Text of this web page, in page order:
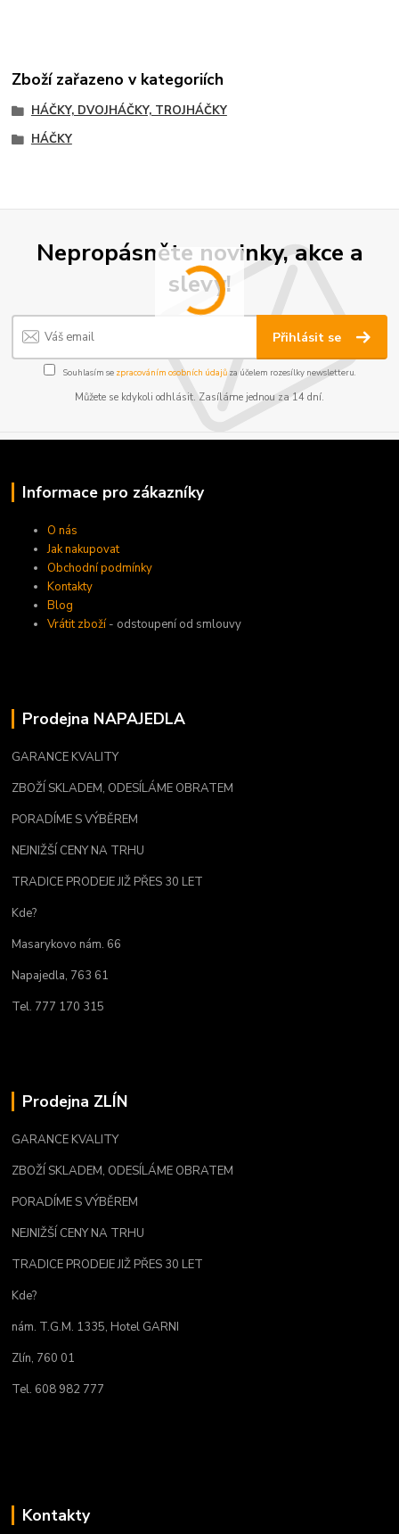
Zboží zařazeno v kategoriích
HÁČKY, DVOJHÁČKY, TROJHÁČKY
HÁČKY
Nepropásněte novinky, akce a
slevy!
Přihlásit se
Souhlasím se zpracováním osobních údajůza účelem rozesílky newsletteru.
Můžete se kdykoli odhlásit. Zasíláme jednou za 14 dní.
Informace pro zákazníky
O nás
Jak nakupovat
Obchodní podmínky
Kontakty
Blog
Vrátit zboží - odstoupení od smlouvy
Prodejna NAPAJEDLA
GARANCE KVALITY
ZBOŽÍ SKLADEM, ODESÍLÁME OBRATEM
PORADÍME S VÝBĚREM
NEJNIŽŠÍ CENY NA TRHU
TRADICE PRODEJE JIŽ PŘES 30 LET
Kde?
Masarykovo nám. 66
Napajedla, 763 61
Tel. 777 170 315
Prodejna ZLÍN
GARANCE KVALITY
ZBOŽÍ SKLADEM, ODESÍLÁME OBRATEM
PORADÍME S VÝBĚREM
NEJNIŽŠÍ CENY NA TRHU
TRADICE PRODEJE JIŽ PŘES 30 LET
Kde?
nám. T.G.M. 1335, Hotel GARNI
Zlín, 760 01
Tel. 608 982 777
Kontakty